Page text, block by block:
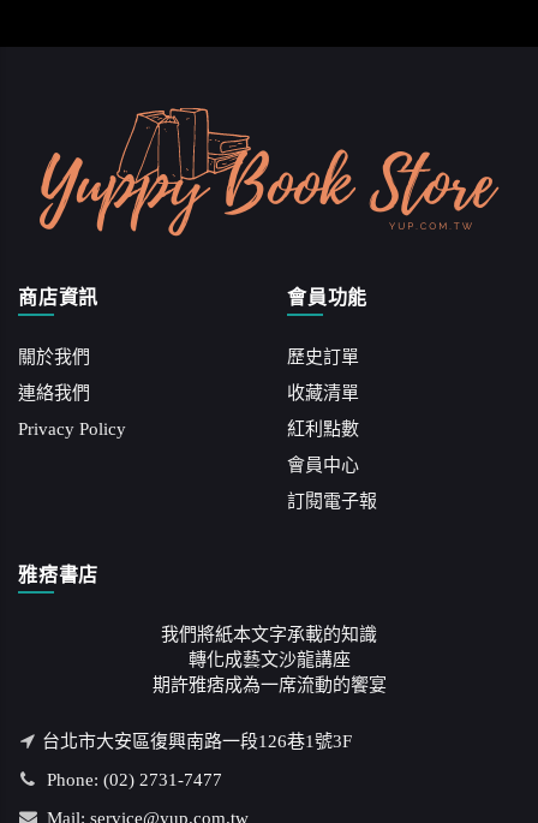
商店資訊
關於我們
連絡我們
Privacy Policy
會員功能
歷史訂單
收藏清單
紅利點數
會員中心
訂閱電子報
雅痞書店
我們將紙本文字承載的知識
轉化成藝文沙龍講座
期許雅痞成為一席流動的饗宴
台北市大安區復興南路一段126巷1號3F
Phone: (02) 2731-7477
Mail: service@yup.com.tw